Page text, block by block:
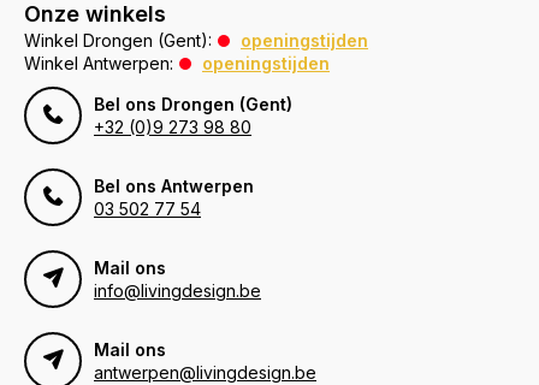
Onze winkels
Winkel Drongen (Gent):
openingstijden
Winkel Antwerpen:
openingstijden
Bel ons Drongen (Gent)
+32 (0)9 273 98 80
Bel ons Antwerpen
03 502 77 54
Mail ons
info@livingdesign.be
Mail ons
antwerpen@livingdesign.be